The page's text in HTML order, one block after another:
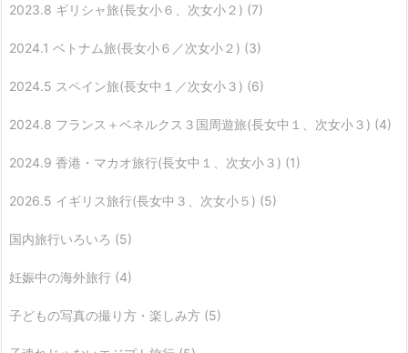
2023.8 ギリシャ旅(長女小６、次女小２) (7)
2024.1 ベトナム旅(長女小６／次女小２) (3)
2024.5 スペイン旅(長女中１／次女小３) (6)
2024.8 フランス＋ベネルクス３国周遊旅(長女中１、次女小３) (4)
2024.9 香港・マカオ旅行(長女中１、次女小３) (1)
2026.5 イギリス旅行(長女中３、次女小５) (5)
国内旅行いろいろ (5)
妊娠中の海外旅行 (4)
子どもの写真の撮り方・楽しみ方 (5)